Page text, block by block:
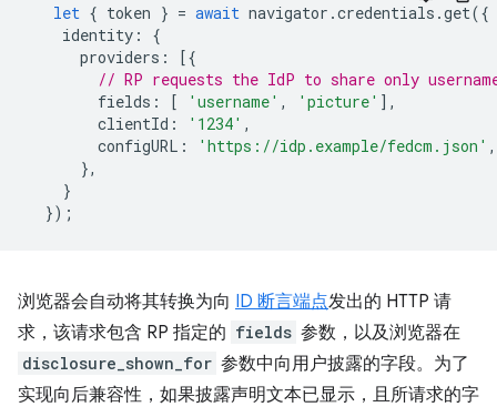
let { token } = await navigator .credentials .get({
identity :
{
providers :
[{
// RP requests the IdP to share only
fields : [ 'username' , 'picture' ],
clientId : '1234' ,
configURL : 'https://idp.example/fedcm.json' ,
},
}
});
浏览器会自动将其转换为向 ID 断言端点发出的 HTTP 请
求，该请求包含 RP 指定的 fields 参数，以及浏览器在
disclosure_shown_for 参数中向用户披露的字段。为了
实现向后兼容性，如果披露声明文本已显示，且所请求的字